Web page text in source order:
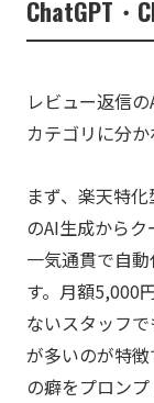
ChatGPT・
レビュー返信
カテゴリに分か
まず、楽天特
のAI生成から
一気通貫で自
す。月額5,000
ないスタッフ
が多いのが特
の癖をプロン